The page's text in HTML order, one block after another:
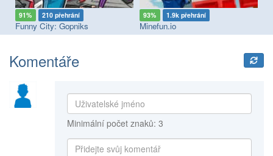
91% 210 přehrání
Funny City: Gopniks
93% 1.9k přehrání
Minefun.io
Komentáře
Minimální počet znaků: 3